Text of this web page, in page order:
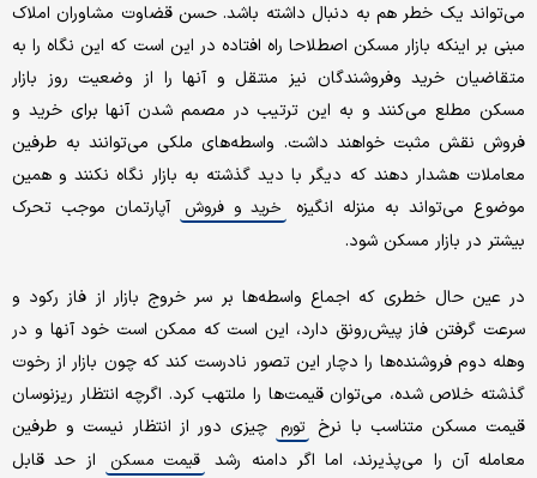
می‌تواند یک خطر هم به دنبال داشته باشد. حسن قضاوت مشاوران املاک
مبنی بر اینکه بازار مسکن اصطلاحا راه افتاده در این است که این نگاه را به
متقاضیان خرید وفروشندگان نیز منتقل و آنها را از وضعیت روز بازار
مسکن مطلع می‌کنند و به این ترتیب در مصمم شدن آنها برای خرید و
فروش نقش مثبت خواهند داشت. واسطه‌های ملکی می‌توانند به طرفین
معاملات هشدار دهند که دیگر با دید گذشته به بازار نگاه نکنند و همین
موضوع می‌تواند به منزله انگیزه
خرید و فروش
آپارتمان موجب تحرک
بیشتر در بازار مسکن شود.
در عین حال خطری که اجماع واسطه‌ها بر سر خروج بازار از فاز رکود و
سرعت گرفتن فاز پیش‌رونق دارد، این است که ممکن است خود آنها و در
وهله دوم فروشنده‌ها را دچار این تصور نادرست کند که چون بازار از رخوت
گذشته خلاص شده، می‌توان قیمت‌ها را ملتهب کرد. اگرچه انتظار ریزنوسان
قیمت مسکن متناسب با نرخ تورم چیزی دور از انتظار نیست و طرفین
معامله آن را می‌پذیرند، اما اگر دامنه رشد قیمت مسکن
از حد قابل